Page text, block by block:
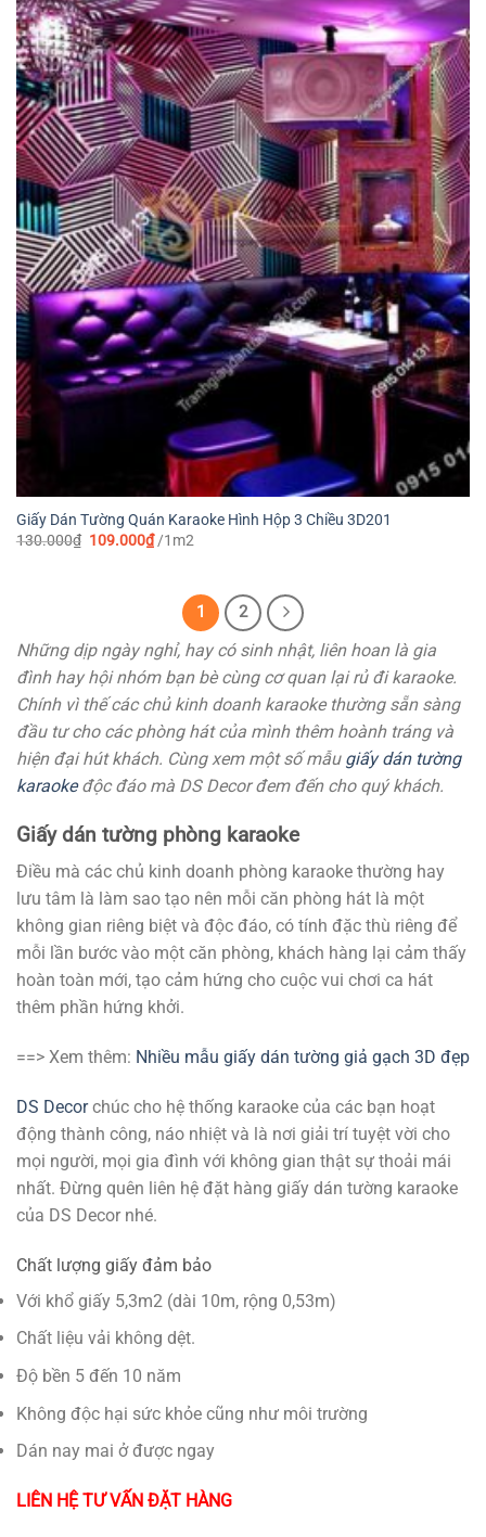
Giấy Dán Tường Quán Karaoke Hình Hộp 3 Chiều 3D201
130.000₫ Giá
109.000₫Giá
hiện
109.000₫.
/1m2
1 2
Những dịp ngày nghỉ, hay có sinh nhật, liên hoan là gia
đình hay hội nhóm bạn bè cùng cơ quan lại rủ đi karaoke.
Chính vì thế các chủ kinh doanh karaoke thường sẵn sàng
đầu tư cho các phòng hát của mình thêm hoành tráng và
hiện đại hút khách. Cùng xem một số mẫu giấy dán tường
karaokeđộc đáo mà DS Decor đem đến cho quý khách.
Giấy dán tường phòng karaoke
Điều mà các chủ kinh doanh phòng karaoke thường hay
lưu tâm là làm sao tạo nên mỗi căn phòng hát là một
không gian riêng biệt và độc đáo, có tính đặc thù riêng để
mỗi lần bước vào một căn phòng, khách hàng lại cảm thấy
hoàn toàn mới, tạo cảm hứng cho cuộc vui chơi ca hát
thêm phần hứng khởi.
==> Xem thêm: Nhiều mẫu giấy dán tường giả gạch 3D đẹp
DS Decorchúc cho hệ thống karaoke của các bạn hoạt
động thành công, náo nhiệt và là nơi giải trí tuyệt vời cho
mọi người, mọi gia đình với không gian thật sự thoải mái
nhất. Đừng quên liên hệ đặt hàng giấy dán tường karaoke
của DS Decor nhé.
Chất lượng giấy đảm bảo
Với khổ giấy 5,3m2 (dài 10m, rộng 0,53m)
Chất liệu vải không dệt.
Độ bền 5 đến 10 năm
Không độc hại sức khỏe cũng như môi trường
Dán nay mai ở được ngay
LIÊN HỆ TƯ VẤN ĐẶT HÀNG